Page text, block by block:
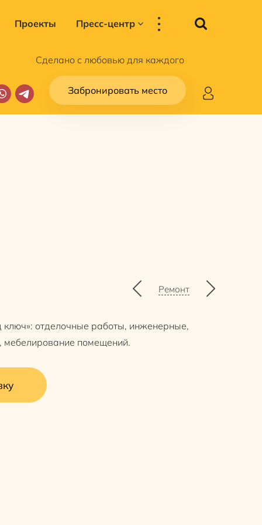
Проекты Пресс-центр ...
Сделано с любовью для каждого
Забронировать место
Ремонт
ключ»: отделочные работы, инженерные,
помещений.